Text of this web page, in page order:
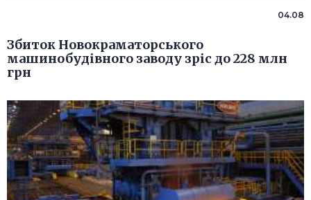
04.08
Збиток Новокраматорського
машинобудівного заводу зріс до 228 млн
грн